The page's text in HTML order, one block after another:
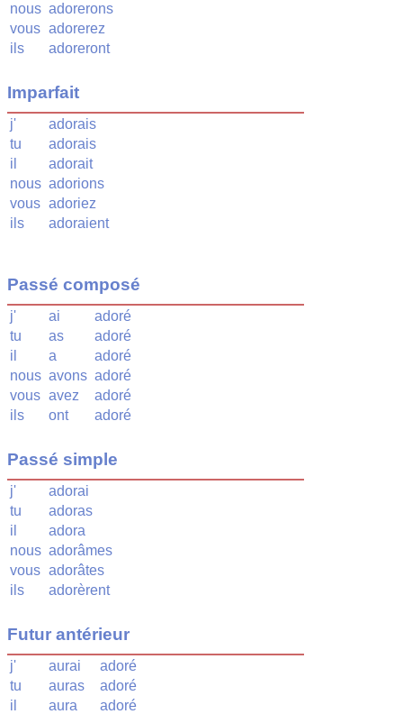
nous adorerons
vous adorerez
ils
adoreront
Imparfait
j'
adorais
tu
adorais
il
adorait
nous adorions
vous adoriez
ils
adoraient
Passé composé
j' ai
adoré
tu
as
adoré
il
a
adoré
nous avons adoré
vous avez
adoré
ils
ont adoré
Passé simple
j'
adorai
tu
adoras
il
adora
nous adorâmes
vous adorâtes
ils
adorèrent
Futur antérieur
j' aurai
adoré
tu
auras
adoré
il
aura
adoré